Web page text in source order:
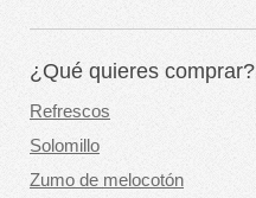
¿Qué quieres comprar?
Refrescos
Solomillo
Zumo de melocotón